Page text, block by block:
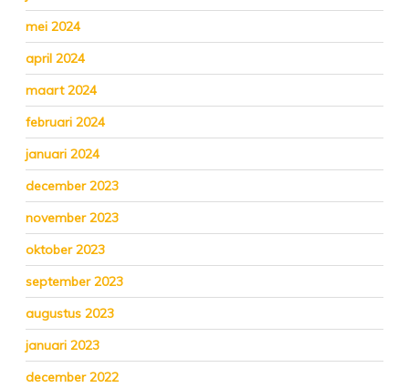
mei 2024
april 2024
maart 2024
februari 2024
januari 2024
december 2023
november 2023
oktober 2023
september 2023
augustus 2023
januari 2023
december 2022